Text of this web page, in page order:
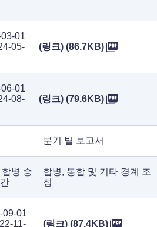
01
05-
(링크) (86.7KB)
01
08-
(링크) (79.6KB)
분기 별 보고서
병 승
합병, 통합 및 기타 경계 조
정
09-01
11-
(링크) (87.4KB)